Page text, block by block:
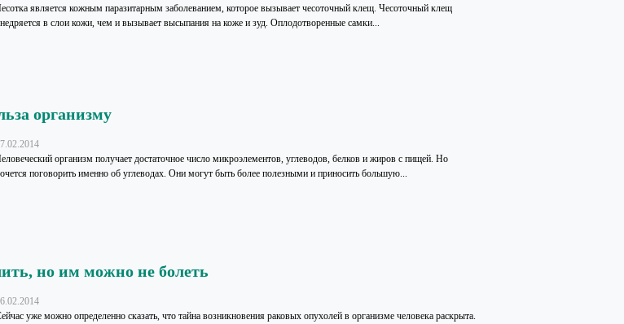
является кожным паразитарным заболеванием, которое вызывает чесоточный клещ. Чесоточный клещ
в слои кожи, чем и вызывает высыпания на коже и зуд. Оплодотворенные самки...
организму
организм получает достаточное число микроэлементов, углеводов, белков и жиров с пищей. Но
поговорить именно об углеводах. Они могут быть более полезными и приносить большую...
но им можно не болеть
уже можно определенно сказать, что тайна возникновения раковых опухолей в организме человека раскрыта.